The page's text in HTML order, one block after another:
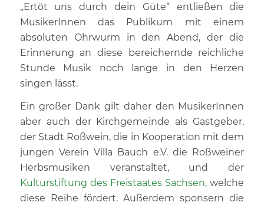
„Ertöt uns durch dein Güte“ entließen die
MusikerInnen das Publikum mit einem
absoluten Ohrwurm in den Abend, der die
Erinnerung an diese bereichernde reichliche
Stunde Musik noch lange in den Herzen
singen lässt.
Ein großer Dank gilt daher den MusikerInnen
aber auch der Kirchgemeinde als Gastgeber,
der Stadt Roßwein, die in Kooperation mit dem
jungen Verein Villa Bauch e.V. die Roßweiner
Herbsmusiken veranstaltet, und der
Kulturstiftung des Freistaates Sachsen, welche
diese Reihe fördert. Außerdem sponsern die